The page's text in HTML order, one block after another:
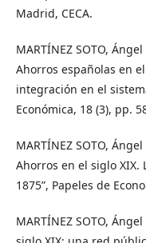
Madrid, CECA.
MARTÍNEZ SOTO,
Ahorros españolas en
integración en el
Económica, 18 (3), pp.
MARTÍNEZ SOTO,
Ahorros en el siglo XIX.
1875”, Papeles de
MARTÍNEZ SOTO,